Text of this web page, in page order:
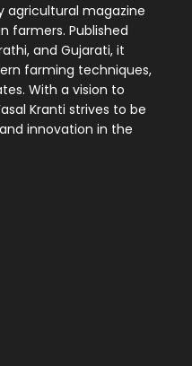
agricultural magazine
farmers. Published
and Gujarati, it
farming techniques,
With a vision to
Kranti strives to be
innovation in the